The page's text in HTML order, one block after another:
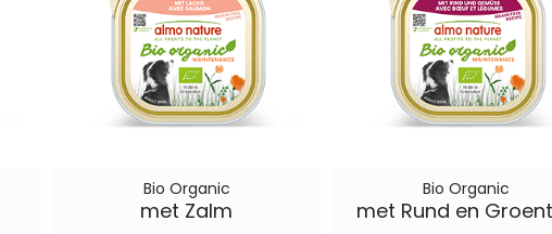
Bio Organic
met Zalm
Bio Organic
met Rund en